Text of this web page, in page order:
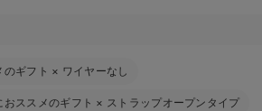
ギフト × ワイヤーなし
おススメのギフト × ストラップオープンタイプ